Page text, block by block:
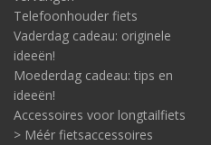
Telefoonhouder fiets
Vaderdag cadeau: originele
ideeën!
Moederdag cadeau: tips en
ideeën!
Accessoires voor longtailfiets
> Méér fietsaccessoires